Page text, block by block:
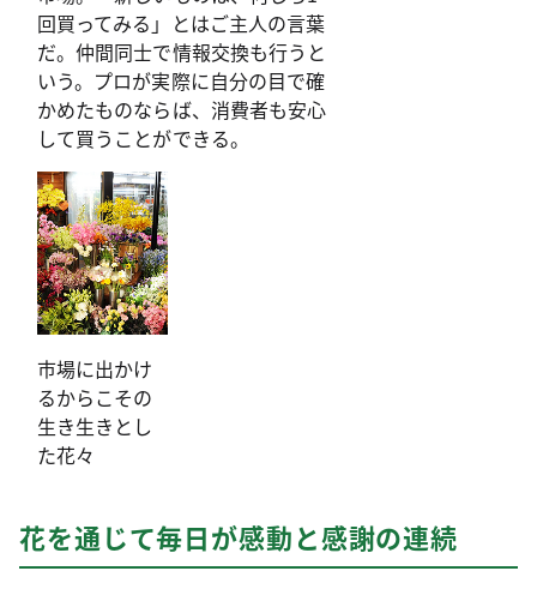
回買ってみる」とはご主人の言葉
だ。仲間同士で情報交換も行うと
いう。プロが実際に自分の目で確
かめたものならば、消費者も安心
して買うことができる。
市場に出かけ
るからこその
生き生きとし
た花々
花を通じて毎日が感動と感謝の連続